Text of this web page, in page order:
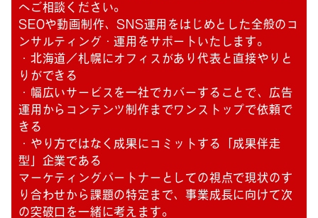
へご相談ください。
SEOや動画制作、SNS運用をはじめとした全般のコ
ンサルティング・運用をサポートいたします。
・北海道／札幌にオフィスがあり代表と直接やりと
りができる
・幅広いサービスを一社でカバーすることで、広告
運用からコンテンツ制作までワンストップで依頼で
きる
・やり方ではなく成果にコミットする「成果伴走
型」企業である
マーケティングパートナーとしての視点で現状のす
り合わせから課題の特定まで、事業成長に向けて次
の突破口を一緒に考えます。